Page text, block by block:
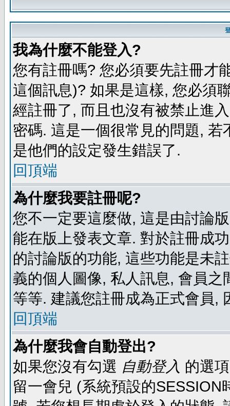
我為什麼不能登入?
您有註冊嗎? 您必須要先註冊才
這個訊息)? 如果是這樣, 您必須
經註冊了, 而且也沒有被禁止進
密碼. 這是一個很常見的問題,
是他們的設定發生錯誤了.
回頂端
為什麼我要註冊呢?
您不一定要這麼做, 這是由討論
能在版上發表文章. 對於註冊成
的討論版的功能, 這些功能是未
義的個人圖像, 私人訊息, 會員
等等. 建議您註冊成為正式會員,
回頂端
為什麼我會自動登出?
如果您沒有勾選 自動登入 的選
留一會兒 (系統預設的